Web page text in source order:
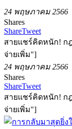
24 พฤษภาคม 2566
Shares
ShareTweet
สายแชร์คิดหนัก! ก
จ่ายเพิ่ม"]
24 พฤษภาคม 2566
Shares
ShareTweet
สายแชร์คิดหนัก! ก
จ่ายเพิ่ม"]